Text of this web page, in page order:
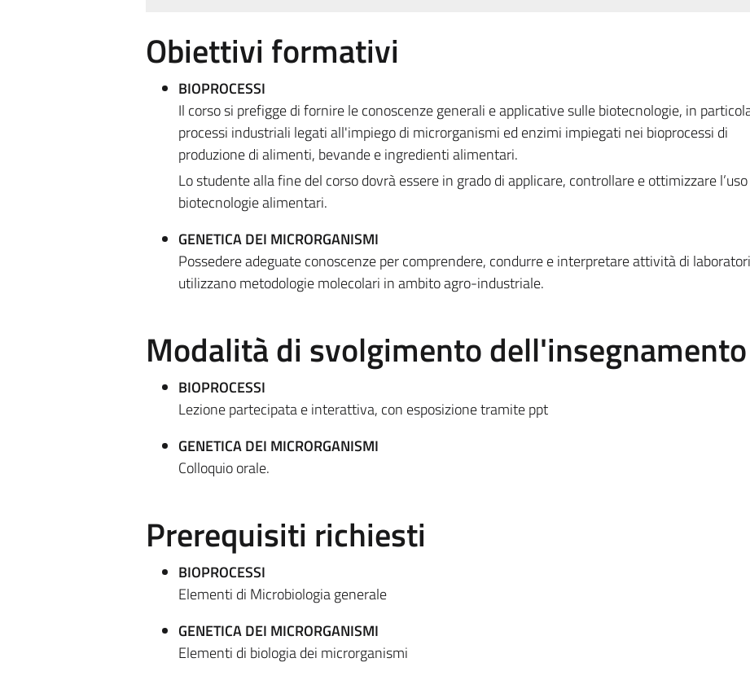
Obiettivi formativi
BIOPROCESSI
Il corso si prefigge di fornire le conoscenze generali e applicative sulle biotecnologie, in
processi industriali legati all'impiego di microrganismi ed enzimi impiegati nei bioprocessi di
produzione di alimenti, bevande e ingredienti alimentari.
Lo studente alla fine del corso dovrà essere in grado di applicare, controllare e ottimizzare
biotecnologie alimentari.
GENETICA DEI MICRORGANISMI
Possedere adeguate conoscenze per comprendere, condurre e interpretare attività di
utilizzano metodologie molecolari in ambito agro-industriale.
Modalità di svolgimento dell'insegnamento
BIOPROCESSI
Lezione partecipata e interattiva, con esposizione tramite ppt
GENETICA DEI MICRORGANISMI
Colloquio orale.
Prerequisiti richiesti
BIOPROCESSI
Elementi di Microbiologia generale
GENETICA DEI MICRORGANISMI
Elementi di biologia dei microrganismi